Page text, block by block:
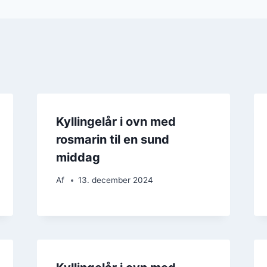
Kyllingelår i ovn med
rosmarin til en sund
middag
Af 13. december 2024